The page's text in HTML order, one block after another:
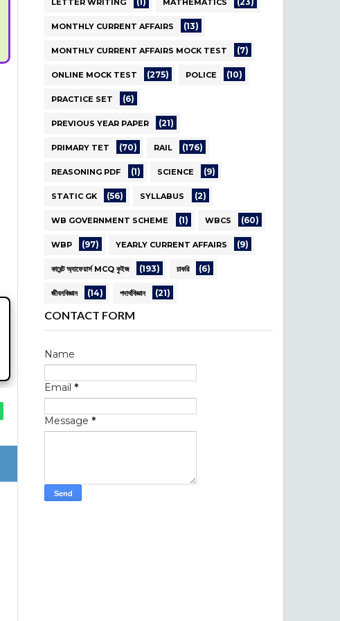
LETTER WRITING MATHEMATICS
MONTHLY CURRENT AFFAIRS (13)
MONTHLY CURRENT AFFAIRS MOCK TEST (7)
ONLINE MOCK TEST (275) POLICE (10)
PRACTICE SET (6)
PREVIOUS YEAR PAPER (21)
PRIMARY TET (70) RAIL (176)
REASONING PDF (1) SCIENCE (9)
STATIC GK (56) SYLLABUS (2)
WB GOVERNMENT SCHEME (1) WBCS (60)
WBP (97) YEARLY CURRENT AFFAIRS (9)
কারেন্ট অ্যাফেয়ার্স MCQ কুইজ (193) চাকরি (6)
জীবনবিজ্ঞান (14) পদার্থবিজ্ঞান (21)
CONTACT FORM
Name
Email *
Message *